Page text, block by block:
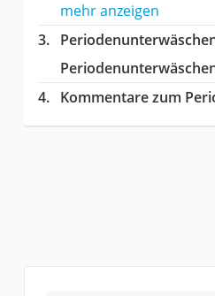
mehr anzeigen
Kommentare zum